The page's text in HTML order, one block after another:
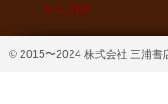
価格
￥4,368
© 2015〜2024 株式会社 三浦書